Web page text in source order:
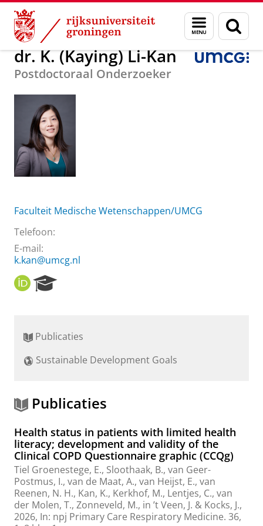
Skip
Content
Skip
Navigation
Menu
en
zoeken
Over ons dr. K. (Kaying) Li-Kan
dr. K. (Kaying) Li-Kan
Postdoctoraal Onderzoeker
Faculteit Medische Wetenschappen/UMCG
Telefoon:
E-mail:
k.kan@umcg.nl
O
R
r
h
r
t
l
Publicaties
Sustainable Development Goals
Publicaties
Health status in patients with limited health
literacy; development and validity of the
Clinical COPD Questionnaire graphic (CCQg)
Tiel Groenestege, E., Sloothaak, B., van Geer-
Postmus, I., van de Maat, A., van Heijst, E., van
Reenen, N. H., Kan, K., Kerkhof, M., Lentjes, C., van
der Molen, T., Zonneveld, M., in ’t Veen, J. & Kocks, J.,
2026, In: npj Primary Care Respiratory Medicine. 36,